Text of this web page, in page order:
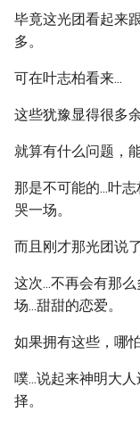
毕竟这光团看起来
多。
可在叶志柏看来...
这些犹豫显得很多余
就算有什么问题，
那是不可能的...叶
哭一场。
而且刚才那光团说了
这次...不再会有那
场...甜甜的恋爱。
如果拥有这些，哪
噗...说起来神明大
择。